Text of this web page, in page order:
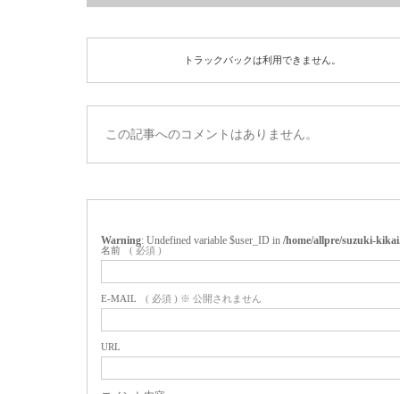
トラックバックは利用できません。
この記事へのコメントはありません。
Warning : Undefined variable $user_ID in /home/allpre/suzuki-
名前 ( 必須 )
E-MAIL ( 必須 ) ※ 公開されません
URL